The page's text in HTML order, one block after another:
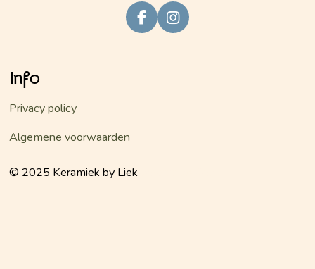
F
a
I
n
Info
Privacy policy
Algemene voorwaarden
© 2025 Keramiek by Liek